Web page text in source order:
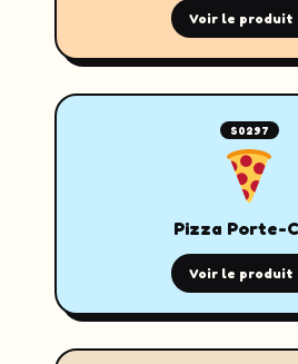
Voir le produit
S0297
Pizza Porte-
Voir le produit